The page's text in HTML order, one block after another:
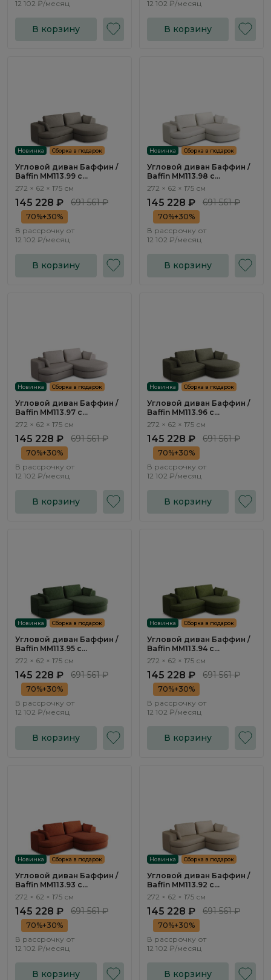
12 102 ₽/месяц
В корзину
12 102 ₽/месяц
В корзину
Новинка Сборка в подарок
Угловой диван Баффин /
Baffin ММ113.99 с
оттоманкой и
272 × 62 × 175 см
145 228 ₽ 691 561 ₽
70%+30%
В рассрочку от
12 102 ₽/месяц
В корзину
Новинка Сборка в подарок
Угловой диван Баффин /
Baffin ММ113.98 с
оттоманкой и
272 × 62 × 175 см
145 228 ₽ 691 561 ₽
70%+30%
В рассрочку от
12 102 ₽/месяц
В корзину
Новинка Сборка в подарок
Угловой диван Баффин /
Baffin ММ113.97 с
оттоманкой и
272 × 62 × 175 см
145 228 ₽ 691 561 ₽
70%+30%
В рассрочку от
12 102 ₽/месяц
В корзину
Новинка Сборка в подарок
Угловой диван Баффин /
Baffin ММ113.96 с
оттоманкой и
272 × 62 × 175 см
145 228 ₽ 691 561 ₽
70%+30%
В рассрочку от
12 102 ₽/месяц
В корзину
Новинка Сборка в подарок
Угловой диван Баффин /
Baffin ММ113.95 с
оттоманкой и
272 × 62 × 175 см
145 228 ₽ 691 561 ₽
70%+30%
В рассрочку от
12 102 ₽/месяц
В корзину
Новинка Сборка в подарок
Угловой диван Баффин /
Baffin ММ113.94 с
оттоманкой и
272 × 62 × 175 см
145 228 ₽ 691 561 ₽
70%+30%
В рассрочку от
12 102 ₽/месяц
В корзину
Новинка Сборка в подарок
Угловой диван Баффин /
Baffin ММ113.93 с
оттоманкой и
272 × 62 × 175 см
145 228 ₽ 691 561 ₽
70%+30%
В рассрочку от
12 102 ₽/месяц
В корзину
Новинка Сборка в подарок
Угловой диван Баффин /
Baffin ММ113.92 с
оттоманкой и
272 × 62 × 175 см
145 228 ₽ 691 561 ₽
70%+30%
В рассрочку от
12 102 ₽/месяц
В корзину